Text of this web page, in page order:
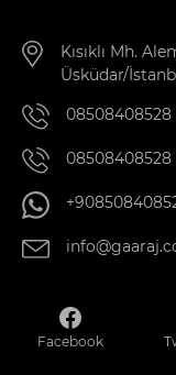
Kısıklı Mh.
Üsküdar/
08508408528
08508408528
Facebook